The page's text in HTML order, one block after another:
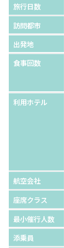
旅行日数
訪問都市
出発地
食事回数
利用ホテル
航空会社
座席クラス
最小催行人数
添乗員